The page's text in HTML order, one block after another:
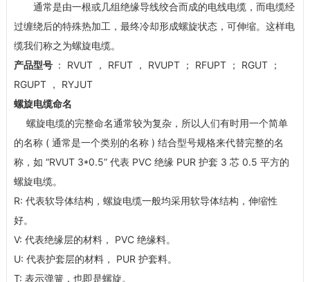
通常是由一根或几组绝缘导线绞合而成的电线电缆，而电缆经
过缠绕后的特殊热加工，最终冷却形成螺旋状态，可伸缩。这样电
缆我们称之为螺旋电缆。
产品型号 ： RVUT ， RFUT ， RVUPT ； RFUPT ； RGUT ；
RGUPT ， RYJUT
螺旋电缆命名
螺旋电缆的完整命名通常较为复杂，所以人们有时用一个简单
的名称 ( 通常是一个类别的名称 ) 结合型号规格来代替完整的名
称，如 “RVUT 3*0.5” 代表 PVC 绝缘 PUR 护套 3 芯 0.5 平方的
螺旋电缆。
R: 代表软导体结构，螺旋电缆一般均采用软导体结构，伸缩性
好。
V: 代表绝缘层的材料， PVC 绝缘料。
U: 代表护套层的材料， PUR 护套料。
T: 表示弹簧，也即是螺旋。